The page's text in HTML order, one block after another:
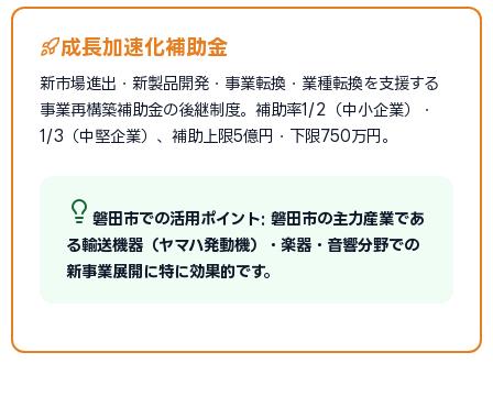
成長加速化補助金
新市場進出・新製品開発・事業転換・業種転換を支援する
事業再構築補助金の後継制度。補助率1/2（中小企業）・
1/3（中堅企業）、補助上限5億円・下限750万円。
磐田市での活用ポイント: 磐田市の主力産業であ
る輸送機器（ヤマハ発動機）・楽器・音響分野での
新事業展開に特に効果的です。